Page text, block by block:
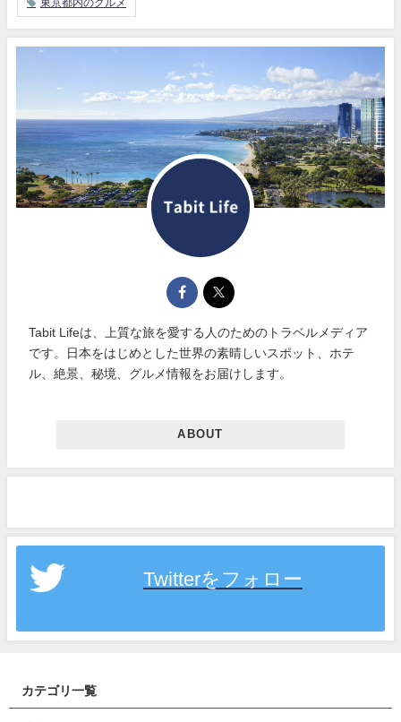
東京都内のグルメ
Tabit Lifeは、上質な旅を愛する人のためのトラベルメディア
です。日本をはじめとした世界の素晴しいスポット、ホテ
ル、絶景、秘境、グルメ情報をお届けします。
ABOUT
Twitterをフォロー
カテゴリ一覧